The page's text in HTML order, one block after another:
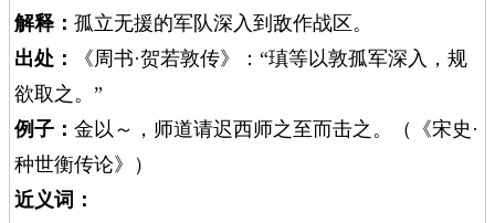
解释： 孤立无援的军队深入到敌作战区。
出处：
《周书·贺若敦传》：“瑱等以敦孤军深入，规
欲取之。”
例子： 金以～，师道请迟西师之至而击之。（《宋史·
种世衡传论》）
近义词：